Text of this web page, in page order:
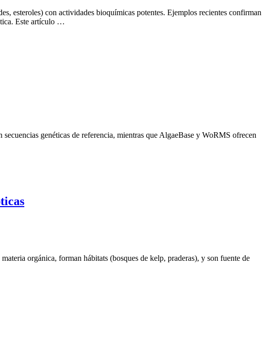
esteroles) con actividades bioquímicas potentes. Ejemplos recientes confirman
Este artículo …
genéticas de referencia, mientras que AlgaeBase y WoRMS ofrecen
orgánica, forman hábitats (bosques de kelp, praderas), y son fuente de